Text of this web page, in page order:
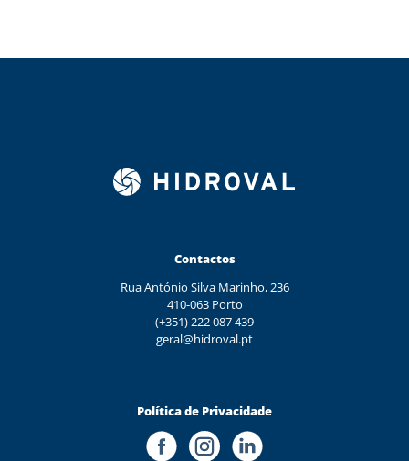
Contactos
Rua António Silva Marinho, 236
410-063 Porto
(+351) 222 087 439
geral@hidroval.pt
Política de Privacidade